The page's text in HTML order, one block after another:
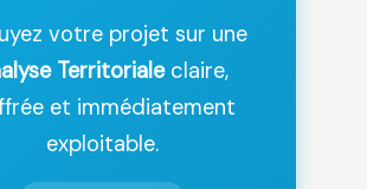
votre projet sur une
Territorialeclaire,
et immédiatement
exploitable.